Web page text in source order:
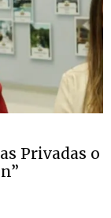
Privadas o